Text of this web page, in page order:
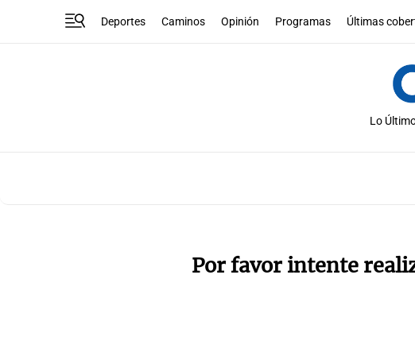
Deportes Caminos Opinión Programas Últimas
Lo
Por favor intente